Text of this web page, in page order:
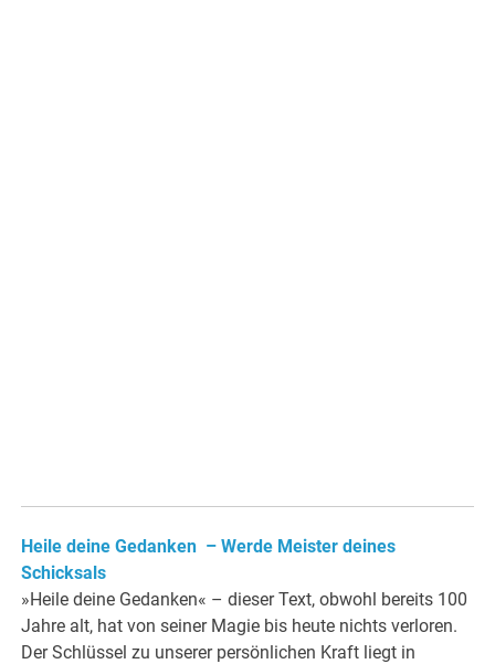
Heile deine Gedanken – Werde Meister deines
Schicksals
»Heile deine Gedanken« – dieser Text, obwohl bereits 100
Jahre alt, hat von seiner Magie bis heute nichts verloren.
Der Schlüssel zu unserer persönlichen Kraft liegt in